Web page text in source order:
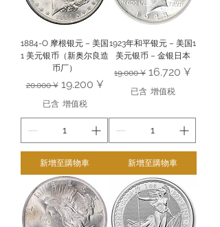
1884-O 摩根银元 – 美国
1 美元银币（新奥尔良造
币厂）
一般價格
20.000 ¥ 促銷價格
19.200 ¥
已含 增值税
新增至購物車
1923年和平银元 – 美国1
美元银币 – 金银日本
一般價格
19.000 ¥ 促銷價格
16.720 ¥
已含 增值税
新增至購物車